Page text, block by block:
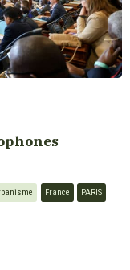
France PARIS